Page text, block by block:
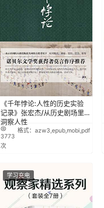
《千年悖论:人性的历史实验
记录》张宏杰/从历史剧场里
洞察人性
3773
次
格式：azw3,epub,mobi,pdf
学习充电